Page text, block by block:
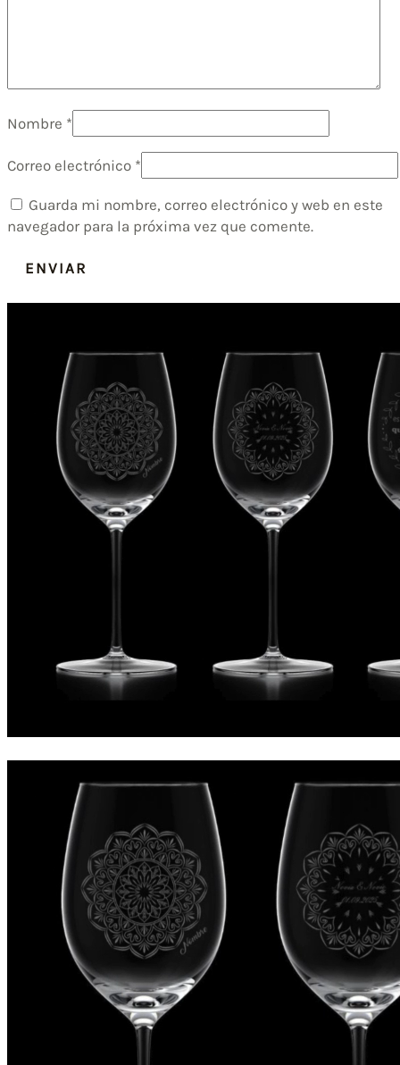
Nombre *
Correo electrónico *
Guarda mi nombre, correo electrónico y web en este
navegador para la próxima vez que comente.